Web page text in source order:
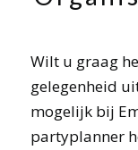
Wilt u graag
gelegenheid
mogelijk bij
partyplanner